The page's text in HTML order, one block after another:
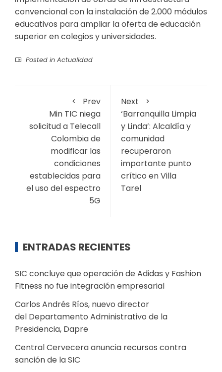
convencional con la instalación de 2.000 módulos
educativos para ampliar la oferta de educación
superior en colegios y universidades.
Posted in Actualidad
Prev
Min TIC niega
solicitud a Telecall
Colombia de
modificar las
condiciones
establecidas para
el uso del espectro
5G
Next
‘Barranquilla Limpia
y Linda’: Alcaldía y
comunidad
recuperaron
importante punto
crítico en Villa
Tarel
ENTRADAS RECIENTES
SIC concluye que operación de Adidas y Fashion
Fitness no fue integración empresarial
Carlos Andrés Ríos, nuevo director
del Departamento Administrativo de la
Presidencia, Dapre
Central Cervecera anuncia recursos contra
sanción de la SIC